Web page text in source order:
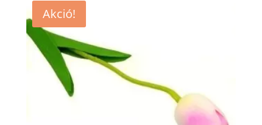
Akció!